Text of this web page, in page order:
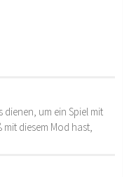
um ein Spiel mit
diesem Mod hast,